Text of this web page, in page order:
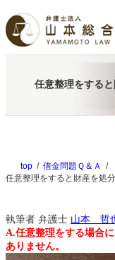
容
を
任意整理をする
top
借金問題Ｑ＆Ａ
任意整理をすると財産を処
執筆者 弁護士 山本 哲
A.任意整理をする場合
ありません。